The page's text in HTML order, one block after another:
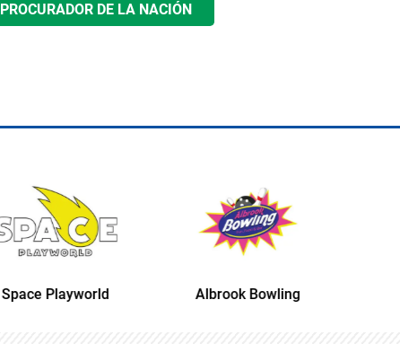
PROCURADOR DE LA NACIÓN
Albrook Bowling Space Playworld